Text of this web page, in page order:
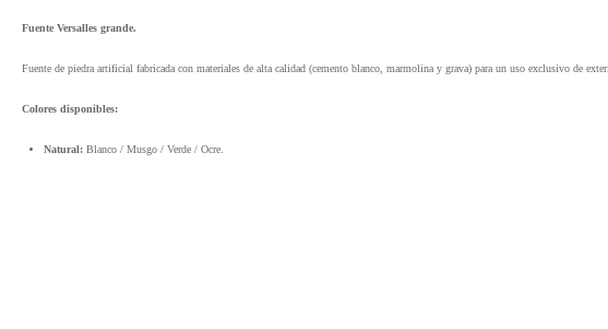
Fuente Versalles grande.
Fuente de piedra artificial fabricada con materiales de alta calidad (cemento blanco, marmolina y grava) para un uso exclusivo de
Colores disponibles:
Natural: Blanco / Musgo / Verde / Ocre.